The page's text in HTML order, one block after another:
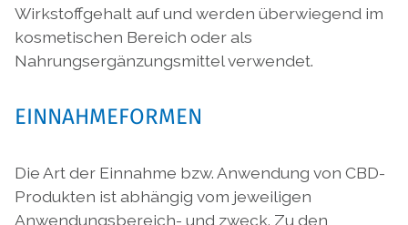
Wirkstoffgehalt auf und werden überwiegend im
kosmetischen Bereich oder als
Nahrungsergänzungsmittel verwendet.
EINNAHMEFORMEN
Die Art der Einnahme bzw. Anwendung von CBD-
Produkten ist abhängig vom jeweiligen
Anwendungsbereich- und zweck. Zu den